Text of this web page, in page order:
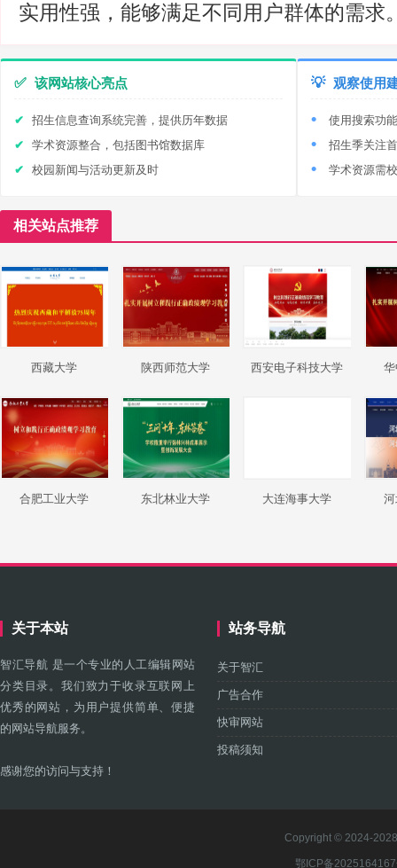
实用性强，能够满足不同用户群体的需求
✅ 该网站核心亮点
招生信息查询系统完善，提供历年数据
学术资源整合，包括图书馆数据库
校园新闻与活动更新及时
💡 观察使用
使用搜索功
招生季关注
学术资源需
相关站点推荐
西藏大学 陕西师范大学 西安电子科技大学
合肥工业大学 东北林业大学 大连海事大学
关于本站
智汇导航 是一个专业的人工编辑网站
分类目录。我们致力于收录互联网上
优秀的网站，为用户提供简单、便捷
的网站导航服务。
感谢您的访问与支持！
站务导航
关于智汇
广告合作
快审网站
投稿须知
Copyright © 2024-
鄂ICP备